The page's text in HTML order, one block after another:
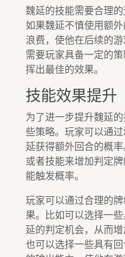
魏延的技能需要合理的
如果魏延不慎使用额
浪费，使他在后续的
需要玩家具备一定的
挥出最佳的效果。
技能效果提升
为了进一步提升魏延
些策略。玩家可以通
延获得额外回合的概
或者技能来增加判定
能触发概率。
玩家可以通过合理的
果。比如可以选择一
延的判定机会，从而增
也可以选择一些具有